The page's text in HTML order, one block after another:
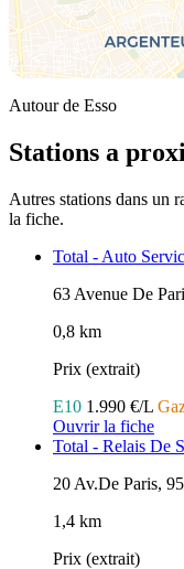
Autour de Esso
Stations a
Autres stations dans un
la fiche.
Total - Auto
63 Avenue De
0,8 km
Prix (extrait)
E10 1.990 €/L
Ouvrir la fiche
Total - Relais De
20 Av.De Paris,
1,4 km
Prix (extrait)